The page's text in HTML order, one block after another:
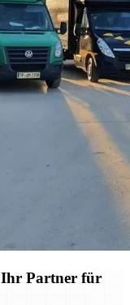
Ihr Partner für